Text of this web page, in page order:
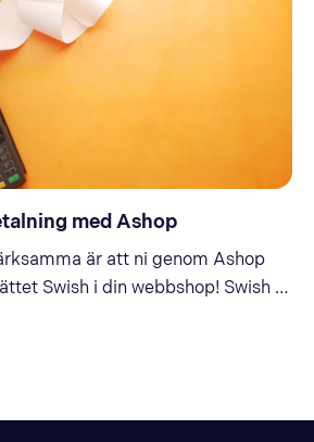
med Ashop
är att ni genom Ashop
Swish i din webbshop! Swish är
år tillbaka öppen för företag så vi